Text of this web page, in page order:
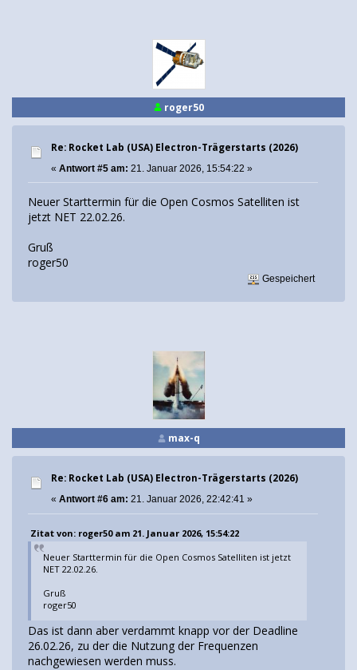
roger50
Re: Rocket Lab (USA) Electron-Trägerstarts (2026)
« Antwort #5 am: 21. Januar 2026, 15:54:22 »
Neuer Starttermin für die Open Cosmos Satelliten ist
jetzt NET 22.02.26.
Gruß
roger50
Gespeichert
max-q
Re: Rocket Lab (USA) Electron-Trägerstarts (2026)
« Antwort #6 am: 21. Januar 2026, 22:42:41 »
Zitat von: roger50 am 21. Januar 2026, 15:54:22
Neuer Starttermin für die Open Cosmos Satelliten ist jetzt
NET 22.02.26.
Gruß
roger50
Das ist dann aber verdammt knapp vor der Deadline
26.02.26, zu der die Nutzung der Frequenzen
nachgewiesen werden muss.